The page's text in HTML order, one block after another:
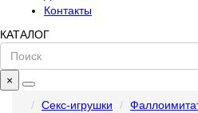
Контакты
КАТАЛОГ
×
Секс-игрушки